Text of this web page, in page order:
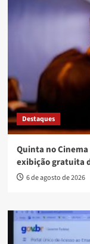
Destaques
Quinta no
exibição gratuita
6 de agosto de 2026